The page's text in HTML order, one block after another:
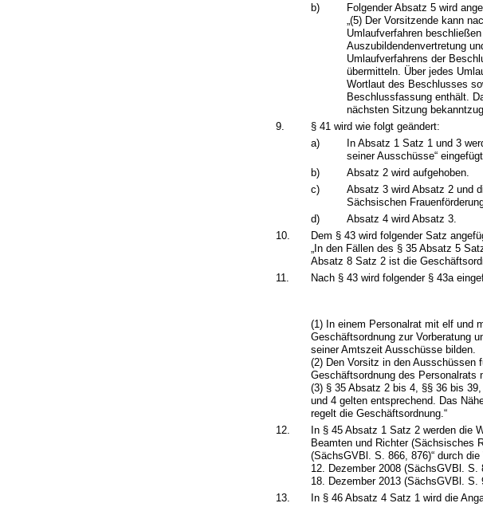
b)
Folgender Absatz 5 wird
„(5) Der Vorsitzende kann
Umlaufverfahren
Auszubildendenvertretung
Umlaufverfahrens der
übermitteln. Über jedes
Wortlaut des Beschlusses
Beschlussfassung enthält.
nächsten Sitzung
9.
§ 41 wird wie folgt geändert:
a)
In Absatz 1 Satz 1 und 3
seiner Ausschüsse“ eingefügt.
b)
Absatz 2 wird aufgehoben.
c)
Absatz 3 wird Absatz 2 und
Sächsischen
d)
Absatz 4 wird Absatz 3.
10.
Dem § 43 wird folgender Satz
„In den Fällen des § 35 Absatz 5
Absatz 8 Satz 2 ist die
11.
Nach § 43 wird folgender § 43a
(1) In einem Personalrat mit elf und
Geschäftsordnung zur Vorberatung
seiner Amtszeit Ausschüsse bilden.
(2) Den Vorsitz in den Ausschüssen
Geschäftsordnung des Personalrats
(3) § 35 Absatz 2 bis 4, §§ 36 bis
und 4 gelten entsprechend. Das
regelt die Geschäftsordnung.“
12.
In § 45 Absatz 1 Satz 2 werden die
Beamten und Richter (Sächsisches
(SächsGVBl. S. 866, 876)“ durch
12. Dezember 2008 (SächsGVBl.
18. Dezember 2013 (SächsGVBl. S.
13.
In § 46 Absatz 4 Satz 1 wird die